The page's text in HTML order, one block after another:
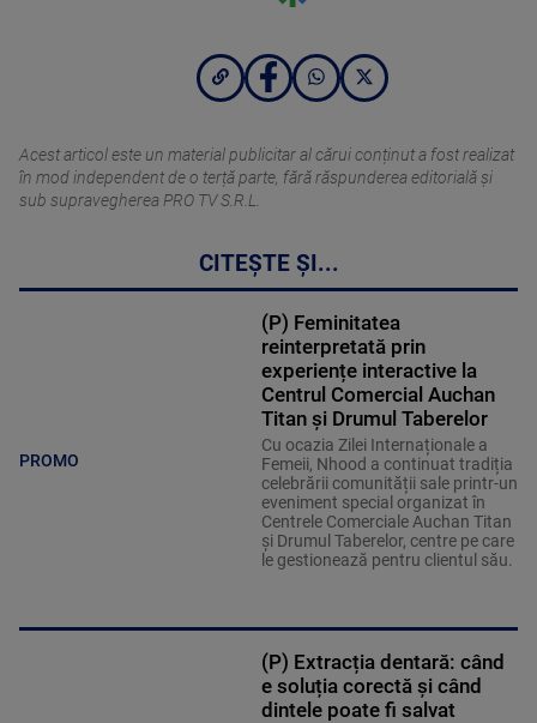
Acest articol este un material publicitar al cărui conținut a fost realizat
în mod independent de o terță parte, fără răspunderea editorială şi
sub supravegherea PRO TV S.R.L.
CITEȘTE ȘI...
PROMO
(P) Feminitatea
reinterpretată prin
experiențe interactive la
Centrul Comercial Auchan
Titan și Drumul Taberelor
Cu ocazia Zilei Internaționale a
Femeii, Nhood a continuat tradiția
celebrării comunității sale printr-un
eveniment special organizat în
Centrele Comerciale Auchan Titan
și Drumul Taberelor, centre pe care
le gestionează pentru clientul său.
(P) Extracția dentară: când
e soluția corectă și când
dintele poate fi salvat